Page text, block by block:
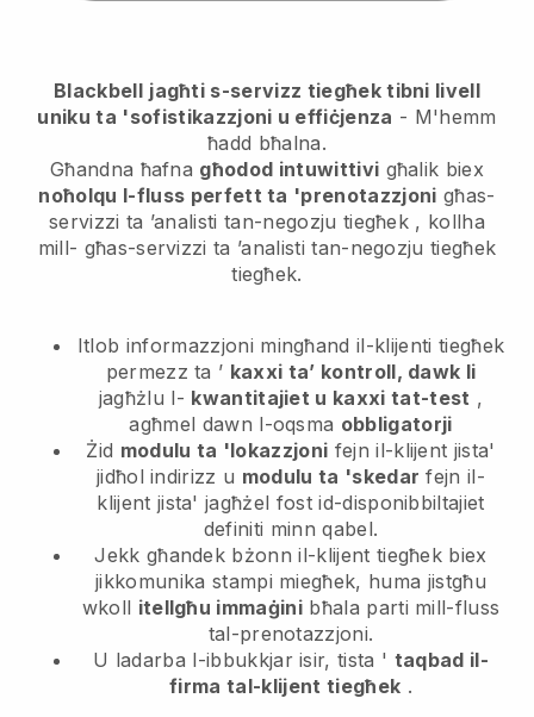
Blackbell jagħti s-servizz tiegħek tibni livell
uniku ta 'sofistikazzjoni u effiċjenza - M'hemm
ħadd bħalna.
Għandna ħafna għodod intuwittivi għalik biex
noħolqu l-fluss perfett ta 'prenotazzjoni għas-
servizzi ta ’analisti tan-negozju tiegħek , kollha
mill- għas-servizzi ta ’analisti tan-negozju tiegħek
tiegħek.
Itlob informazzjoni mingħand il-klijenti tiegħek
permezz ta ’ kaxxi ta’ kontroll, dawk li
jagħżlu l- kwantitajiet u kaxxi tat-test ,
agħmel dawn l-oqsma obbligatorji
Żid modulu ta 'lokazzjoni fejn il-klijent jista'
jidħol indirizz u modulu ta 'skedar fejn il-
klijent jista' jagħżel fost id-disponibbiltajiet
definiti minn qabel.
Jekk għandek bżonn il-klijent tiegħek biex
jikkomunika stampi miegħek, huma jistgħu
wkoll itellgħu immaġini bħala parti mill-fluss
tal-prenotazzjoni.
U ladarba l-ibbukkjar isir, tista ' taqbad il-
firma tal-klijent tiegħek .